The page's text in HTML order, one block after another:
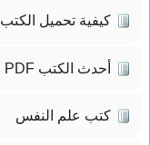
كيفية تحميل الكتب
أحدث الكتب PDF
كتب علم النفس